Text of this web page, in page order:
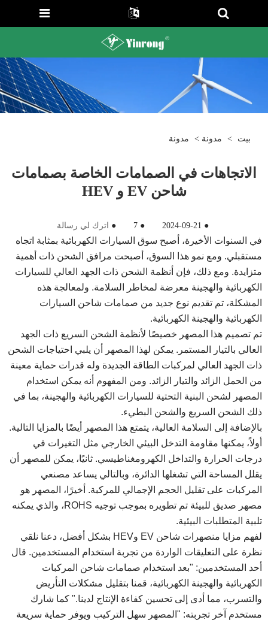
بيت > مدونة > مدونة
الاتجاهات في الصمامات الخاصة بصمامات
شاحن EV و HEV
●
2024-09-21
●
7
● اترك لي رسالة
في السنوات الأخيرة، أصبح سوق السيارات الكهربائية بمثابة اتجاه
مستقبلي. ومع نمو هذا السوق، أصبحت مرافق الشحن ذات أهمية
متزايدة. ومع ذلك، فإن أنظمة الشحن ذات الجهد العالي للسيارات
الكهربائية والهجينة معرضة لمخاطر السلامة. ولمعالجة هذه
المشكلة، تم تقديم نوع جديد من صمامات شاحن السيارات
الكهربائية والهجينة الكهربائية.
تم تصميم هذا المصهر خصيصًا لأنظمة الشحن السريع ذات الجهد
العالي بالتيار المستمر. يمكن لهذا المصهر أن يلبي احتياجات الشحن
ذات الجهد العالي لمركبات الطاقة الجديدة وله قدرات حماية معينة
من الحمل الزائد والتيار الزائد. ومن المفهوم أنه يمكن استخدام
المصهر لشحن البنية التحتية للسيارات الكهربائية والهجينة، بما في
ذلك الشحن السريع والشحن البطيء.
بالإضافة إلى السلامة العالية، يتمتع هذا المصهر أيضًا بالمزايا التالية.
أولاً، يمكنها مقاومة التدخل البيئي الخارجي مثل التغيرات في
درجات الحرارة والتداخل الكهرومغناطيسي. ثانيًا، يمكن للمصهر أن
يقلل المساحة التي تشغلها الدائرة، وبالتالي يساعد مصنعي
المركبات على تقليل الحجم الإجمالي للمركبة. أخيرًا، المصهر هو
مصهر صديق للبيئة تم تطويره بموجب توجيه ROHS، والذي يمكنه
تلبية المتطلبات البيئية.
لفهم مزايا منصهرات شاحن EV وHEV بشكل أفضل، دعنا نلقي
نظرة على التعليقات الواردة من تجربة استخدام المستخدمين. قال
أحد المستخدمين: "بعد استخدام صمامات شاحن المركبات
الكهربائية والهجينة الكهربائية، قمنا بتقليل مشكلات التأريض
والتسرب، مما أدى إلى تحسين كفاءة الإنتاج لدينا." كما شارك
مستخدم آخر تجربته: "المصهر سهل التركيب ويوفر حماية سريعة